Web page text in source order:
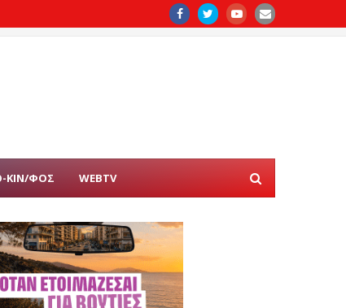
ΚΙΝ/ΦΟΣ WEBTV